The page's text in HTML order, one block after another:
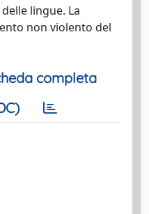
lingue. La
non violento del
completa